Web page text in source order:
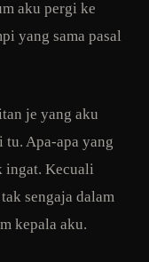
aku pergi ke
yang sama pasal
je yang aku
tu. Apa-apa yang
ingat. Kecuali
sengaja dalam
kepala aku.